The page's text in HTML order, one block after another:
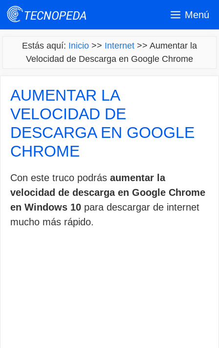
Saltar
Menú
Estás aquí: Inicio >> Internet >> Aumentar la
Velocidad de Descarga en Google Chrome
AUMENTAR LA
VELOCIDAD DE
DESCARGA EN GOOGLE
CHROME
Con este truco podrás aumentar la
velocidad de descarga en Google Chrome
en Windows 10 para descargar de internet
mucho más rápido.